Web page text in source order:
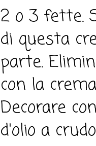
2 o 3 fette.
di questa
parte.
con la
Decorare
d'olio a